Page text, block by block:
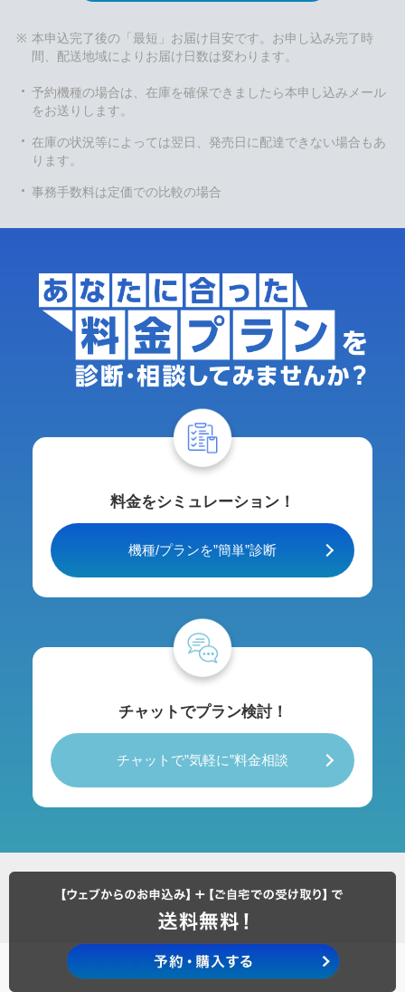
本申込完了後の「最短」お届け目安です。お申し込み完了時
間、配送地域によりお届け日数は変わります。
予約機種の場合は、在庫を確保できましたら本申し込みメール
をお送りします。
在庫の状況等によっては翌日、発売日に配達できない場合もあ
ります。
事務手数料は定価での比較の場合
料金をシミュレーション！
機種/プランを”簡単”診断
チャットでプラン検討！
チャットで”気軽に”料金相談